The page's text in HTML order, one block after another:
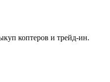
коптеров и трейд-ин.